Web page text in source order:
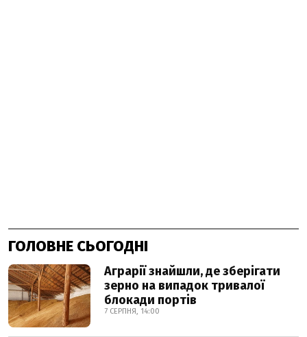
ГОЛОВНЕ СЬОГОДНІ
Аграрії знайшли, де зберігати
зерно на випадок тривалої
блокади портів
7 СЕРПНЯ, 14:00